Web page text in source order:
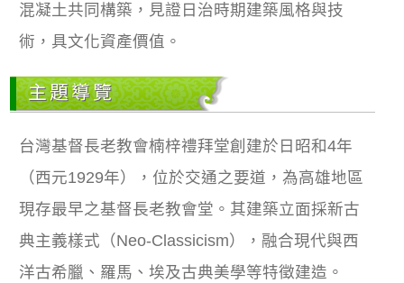
混凝土共同構築，見證日治時期建築風格與技
術，具文化資產價值。
主題導覽
台灣基督長老教會楠梓禮拜堂創建於日昭和4年
（西元1929年），位於交通之要道，為高雄地區
現存最早之基督長老教會堂。其建築立面採新古
典主義樣式（Neo-Classicism），融合現代與西
洋古希臘、羅馬、埃及古典美學等特徵建造。